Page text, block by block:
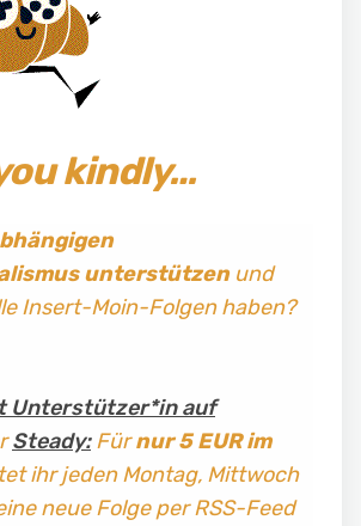
kindly…
unterstützenund
Insert-Moin-Folgen haben?
Unterstützer*in auf
Steady:Fürnur 5 EUR im
ihr jeden Montag, Mittwoch
neue Folge per RSS-Feed